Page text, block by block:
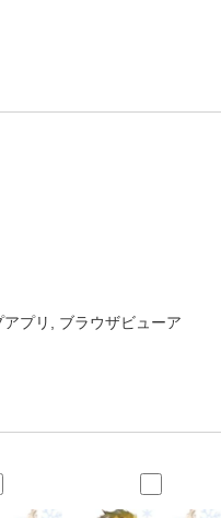
プリ, ブラウザビューア